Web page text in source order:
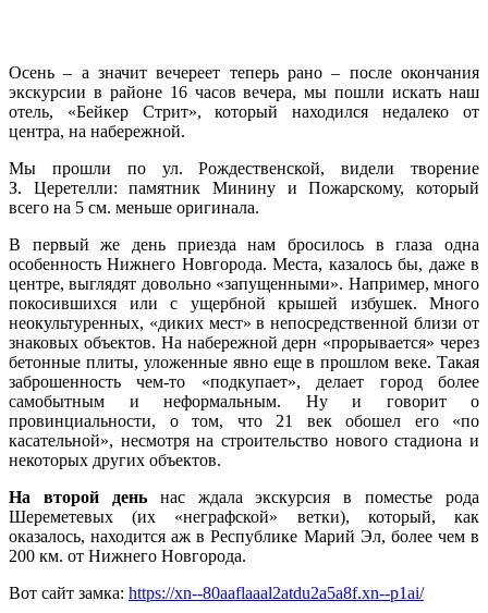
Осень – а значит вечереет теперь рано – после окончания
экскурсии в районе 16 часов вечера, мы пошли искать наш
отель, «Бейкер Стрит», который находился недалеко от
центра, на набережной.
Мы прошли по ул. Рождественской, видели творение
З. Церетелли: памятник Минину и Пожарскому, который
всего на 5 см. меньше оригинала.
В первый же день приезда нам бросилось в глаза одна
особенность Нижнего Новгорода. Места, казалось бы, даже в
центре, выглядят довольно «запущенными». Например, много
покосившихся или с ущербной крышей избушек. Много
неокультуренных, «диких мест» в непосредственной близи от
знаковых объектов. На набережной дерн «прорывается» через
бетонные плиты, уложенные явно еще в прошлом веке. Такая
заброшенность чем-то «подкупает», делает город более
самобытным и неформальным. Ну и говорит о
провинциальности, о том, что 21 век обошел его «по
касательной», несмотря на строительство нового стадиона и
некоторых других объектов.
На второй деньнас ждала экскурсия в поместье рода
Шереметевых (их «неграфской» ветки), который, как
оказалось, находится аж в Республике Марий Эл, более чем в
200 км. от Нижнего Новгорода.
Вот сайт замка: https://xn--80aaflaaal2atdu2a5a8f.xn--p1ai/